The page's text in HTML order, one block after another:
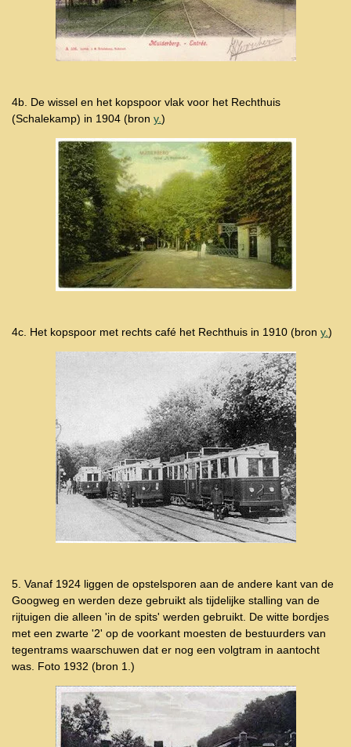
4b. De wissel en het kopspoor vlak voor het Rechthuis
(Schalekamp) in 1904 (bron y.)
4c. Het kopspoor met rechts café het Rechthuis in 1910 (bron y.)
5. Vanaf 1924 liggen de opstelsporen aan de andere kant van de
Googweg en werden deze gebruikt als tijdelijke stalling van de
rijtuigen die alleen 'in de spits' werden gebruikt. De witte bordjes
met een zwarte '2' op de voorkant moesten de bestuurders van
tegentrams waarschuwen dat er nog een volgtram in aantocht
was. Foto 1932 (bron 1.)